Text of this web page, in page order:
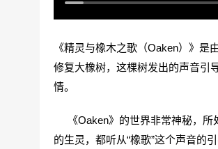
《精灵与橡木之歌（Oaken）》是
修复大橡树，这棵树发出的声音引
情。
《Oaken》的世界非常神秘，所
的生灵，都听从“橡歌”这个声音的引